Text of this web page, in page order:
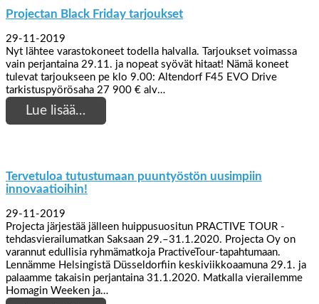
Projectan Black Friday tarjoukset
29-11-2019
Nyt lähtee varastokoneet todella halvalla. Tarjoukset voimassa
vain perjantaina 29.11. ja nopeat syövät hitaat! Nämä koneet
tulevat tarjoukseen pe klo 9.00: Altendorf F45 EVO Drive
tarkistuspyörösaha 27 900 € alv…
Lue lisää…
Tervetuloa tutustumaan puuntyöstön uusimpiin
innovaatioihin!
29-11-2019
Projecta järjestää jälleen huippusuositun PRACTIVE TOUR -
tehdasvierailumatkan Saksaan 29.–31.1.2020. Projecta Oy on
varannut edullisia ryhmämatkoja PractiveTour-tapahtumaan.
Lennämme Helsingistä Düsseldorfiin keskiviikkoaamuna 29.1. ja
palaamme takaisin perjantaina 31.1.2020. Matkalla vierailemme
Homagin Weeken ja…